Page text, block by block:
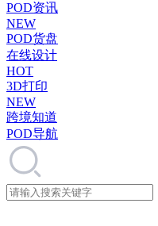
POD资讯
NEW
POD货盘
在线设计
HOT
3D打印
NEW
跨境知道
POD导航